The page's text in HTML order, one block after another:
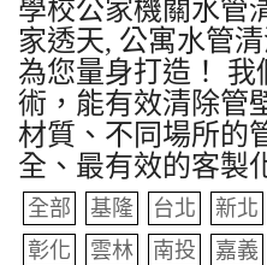
學校公家機關水管
家透天, 公寓水管
為您量身打造！
術，能有效清除管
材質、不同場所的
全、最有效的客製
全部 基隆 台北 新北
彰化
雲林 南投 嘉義